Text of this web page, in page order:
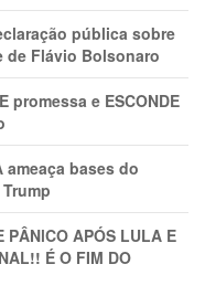
pública sobre
de Flávio Bolsonaro
promessa e ESCONDE
bases do
PÂNlCO APÓS LULA E
É O FIM DO